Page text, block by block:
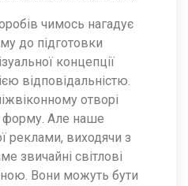
чимось нагадує
до підготовки
концепції
відповідальністю.
отворі
Але наше
реклами, виходячи з
звичайні світлові
Вони можуть бути